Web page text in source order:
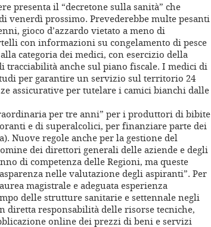
presenta il “decretone sulla sanità” che
venerdì prossimo. Prevederebbe multe pesanti
gioco d’azzardo vietato a meno di
con informazioni su congelamento di pesce
categoria dei medici, con esercizio della
tracciabilità anche sul piano fiscale. I medici di
per garantire un servizio sul territorio 24
assicurative per tutelare i camici bianchi dalle
per tre anni” per i produttori di bibite
e di superalcolici, per finanziare parte dei
Nuove regole anche per la gestione del
dei direttori generali delle aziende e degli
di competenza delle Regioni, ma queste
nelle valutazione degli aspiranti”. Per
magistrale e adeguata esperienza
delle strutture sanitarie e settennale negli
diretta responsabilità delle risorse tecniche,
online dei prezzi di beni e servizi